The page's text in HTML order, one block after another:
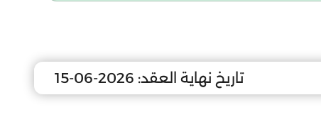
تاريخ نهاية العقد: 2026-06-15